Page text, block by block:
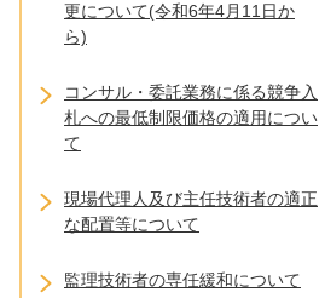
更について(令和6年4月11日か
ら)
コンサル・委託業務に係る競争入
札への最低制限価格の適用につい
て
現場代理人及び主任技術者の適正
な配置等について
監理技術者の専任緩和について